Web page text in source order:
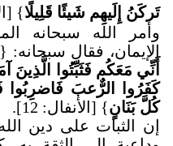
تَركَنُ إِلَيهِم شَيئًا قَلِيلًا}
وأمر الله سبحانه
الإيمان، فقال سبحانه: {
أَنِّي مَعَكُم فَثَبِّتُوا
كَفَرُوا الرٌّعبَ فَاضرِبُوا
كُلَّ بَنَانٍ} [الأنفال: 12]
.
إن الثبات على دين